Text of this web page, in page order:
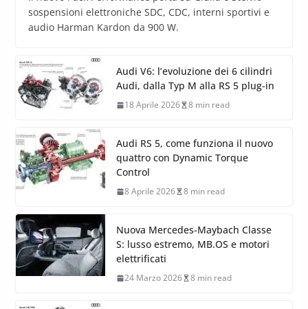
sospensioni elettroniche SDC, CDC, interni sportivi e
audio Harman Kardon da 900 W.
Audi V6: l’evoluzione dei 6 cilindri
Audi, dalla Typ M alla RS 5 plug-in
18 Aprile 2026 8 min read
Audi RS 5, come funziona il nuovo
quattro con Dynamic Torque
Control
8 Aprile 2026 8 min read
Nuova Mercedes-Maybach Classe
S: lusso estremo, MB.OS e motori
elettrificati
24 Marzo 2026 8 min read